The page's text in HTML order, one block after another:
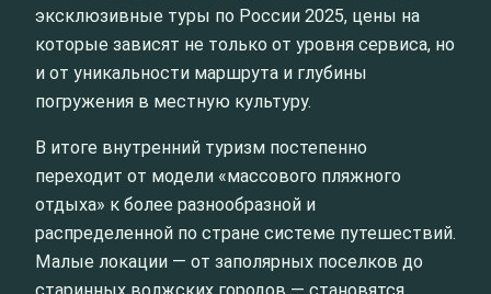
эксклюзивные туры по России 2025, цены на
которые зависят не только от уровня сервиса, но
и от уникальности маршрута и глубины
погружения в местную культуру.
В итоге внутренний туризм постепенно
переходит от модели «массового пляжного
отдыха» к более разнообразной и
распределенной по стране системе путешествий.
Малые локации — от заполярных поселков до